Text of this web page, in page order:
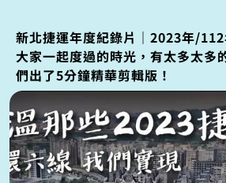
新北捷運年度紀錄片｜2023年/
大家一起度過的時光，有太多太多
們出了5分鐘精華剪輯版！